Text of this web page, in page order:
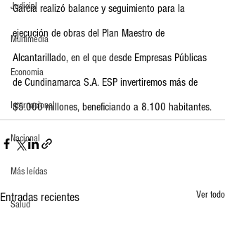
Judicial
Multimedia
Economia
Internacional
Nacional
Más leídas
Salud
García realizó balance y seguimiento para la
ejecución de obras del Plan Maestro de
Alcantarillado, en el que desde Empresas Públicas
de Cundinamarca S.A. ESP invertiremos más de
$5.000 millones, beneficiando a 8.100 habitantes.
Entradas recientes Ver todo